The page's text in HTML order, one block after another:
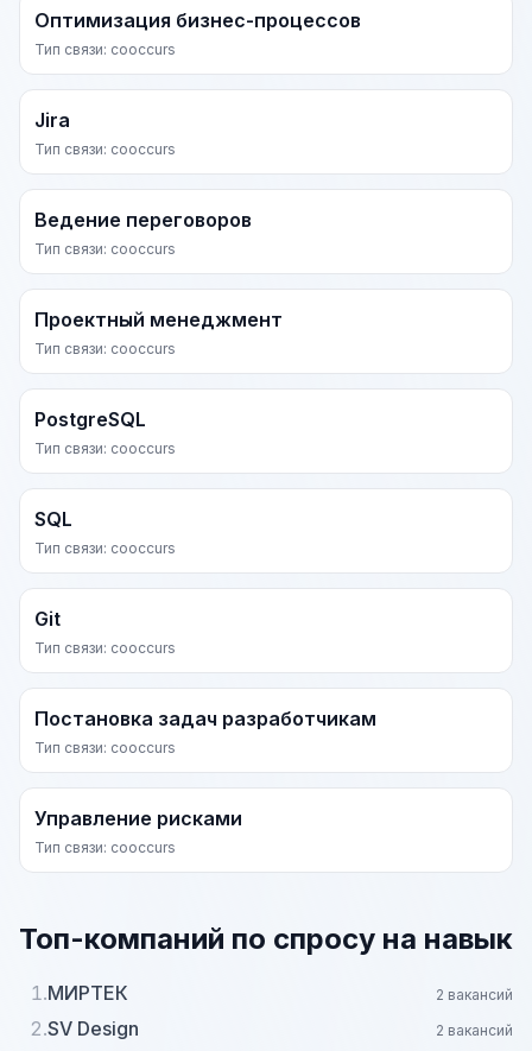
Оптимизация бизнес-процессов
Тип связи: cooccurs
Jira
Тип связи: cooccurs
Ведение переговоров
Тип связи: cooccurs
Проектный менеджмент
Тип связи: cooccurs
PostgreSQL
Тип связи: cooccurs
SQL
Тип связи: cooccurs
Git
Тип связи: cooccurs
Постановка задач разработчикам
Тип связи: cooccurs
Управление рисками
Тип связи: cooccurs
Топ-компаний по спросу на навык
1.МИРТЕК 2 вакансий
2.SV Design 2 вакансий